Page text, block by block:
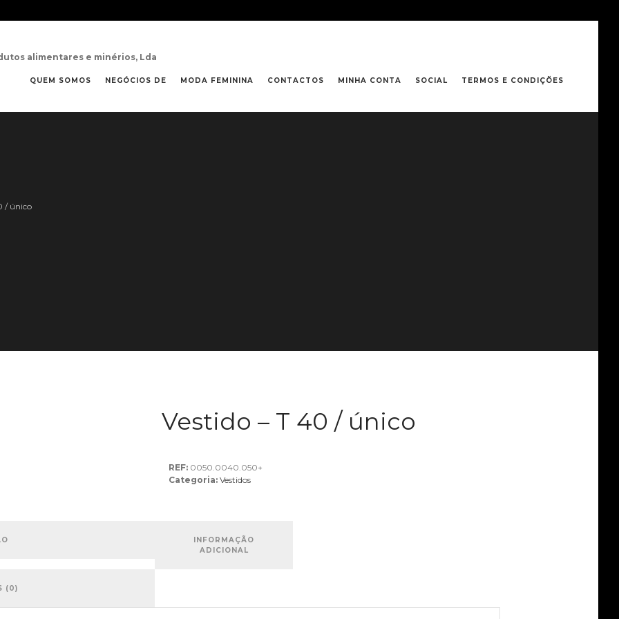
alimentares e minérios, Lda
QUEM SOMOS NEGÓCIOS DE MODA FEMININA CONTACTOS MINHA CONTA SOCIAL TERMOS E CONDIÇÕES
/ único
Vestido – T 40 / único
REF: 0050.0040.050+
Categoria: Vestidos
INFORMAÇÃO
ADICIONAL
(0)